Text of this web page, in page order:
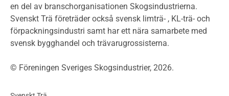
Projektering av trähus - generellt
Byggsystem
Fasadsystem i skivmaterial
Bullerskärmar och andra utomhuskonstruktioner
Byggnation och utförande
en del av branschorganisationen Skogsindustrierna.
Svenskt Trä företräder också svensk limträ- , KL-trä- och
förpackningsindustri samt har ett nära samarbete med
svensk bygghandel och trävarugrossisterna.
© Föreningen Sveriges Skogsindustrier, 2026.